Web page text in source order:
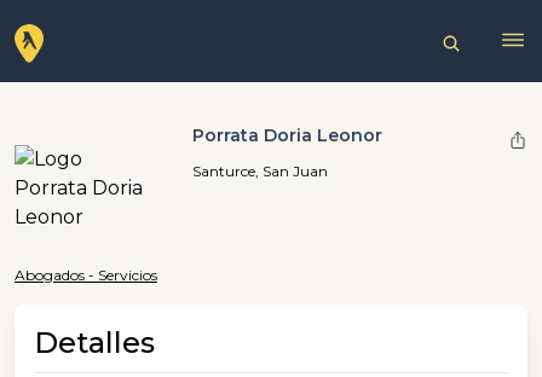
Porrata Doria Leonor
Santurce, San Juan
Abogados - Servicios
Detalles